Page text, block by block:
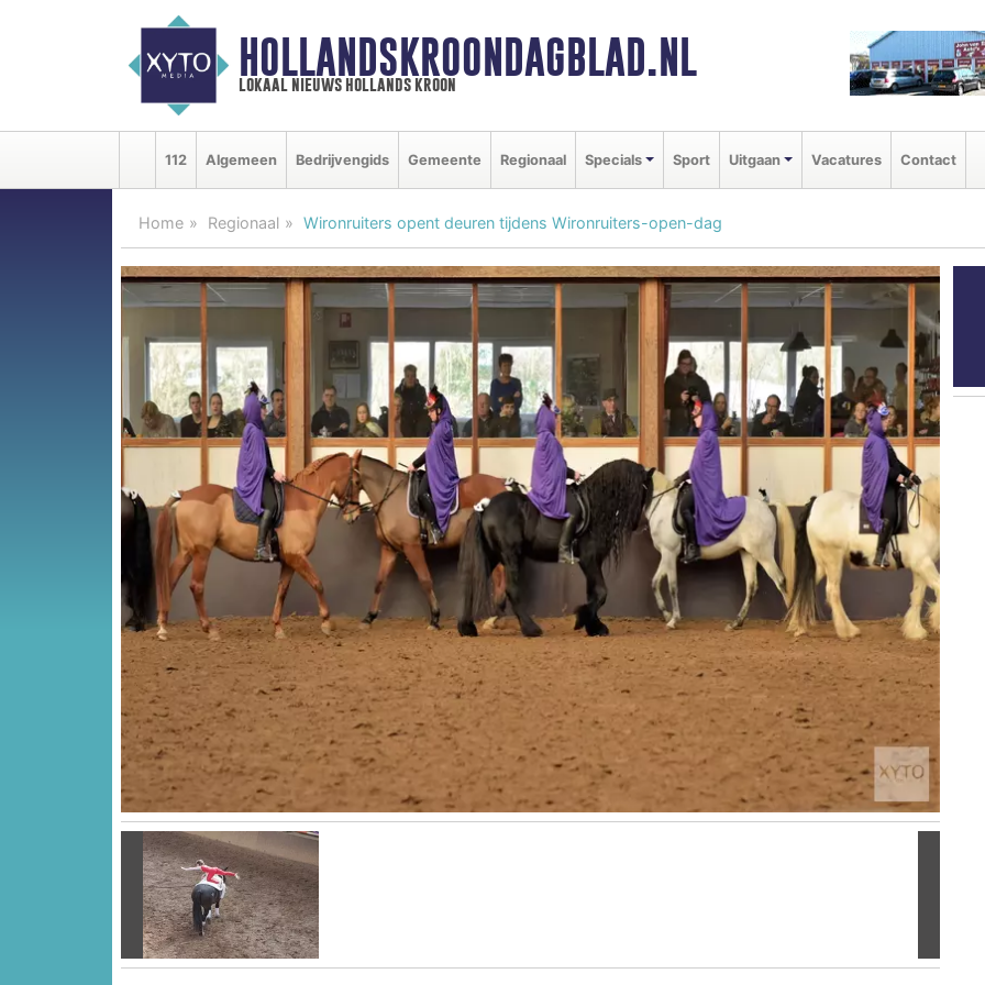
HOLLANDSKROONDAGBLAD.NL
lokaal nieuws hollands kroon
112 Algemeen Bedrijvengids Gemeente Regionaal Specials Sport Uitgaan Vacatures Contact
Home Regionaal Wironruiters opent deuren tijdens Wironruiters-open-dag
Vorige